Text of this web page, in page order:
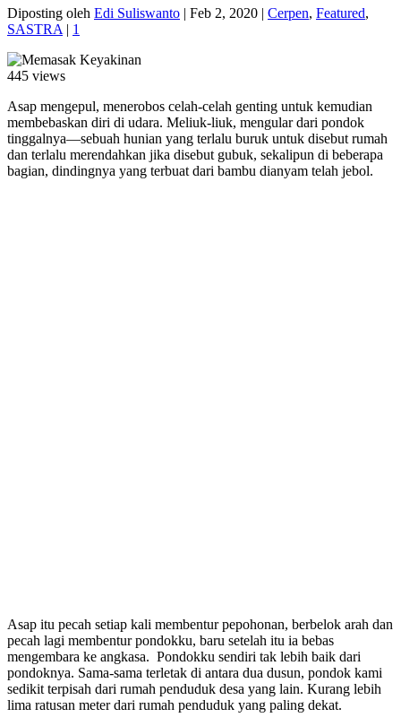
Diposting oleh Edi Suliswanto | Feb 2, 2020 | Cerpen, Featured,
SASTRA | 1
445 views
Asap mengepul, menerobos celah-celah genting untuk kemudian
membebaskan diri di udara. Meliuk-liuk, mengular dari pondok
tinggalnya—sebuah hunian yang terlalu buruk untuk disebut rumah
dan terlalu merendahkan jika disebut gubuk, sekalipun di beberapa
bagian, dindingnya yang terbuat dari bambu dianyam telah jebol.
Asap itu pecah setiap kali membentur pepohonan, berbelok arah dan
pecah lagi membentur pondokku, baru setelah itu ia bebas
mengembara ke angkasa. Pondokku sendiri tak lebih baik dari
pondoknya. Sama-sama terletak di antara dua dusun, pondok kami
sedikit terpisah dari rumah penduduk desa yang lain. Kurang lebih
lima ratusan meter dari rumah penduduk yang paling dekat.